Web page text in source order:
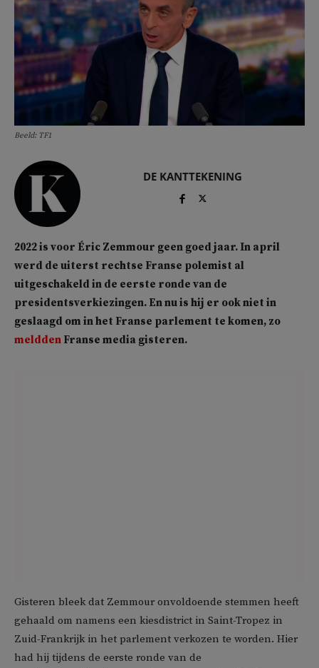
Beeld: TF1
DE KANTTEKENING
2022 is voor Éric Zemmour geen goed jaar. In april
werd de uiterst rechtse Franse polemist al
uitgeschakeld in de eerste ronde van de
presidentsverkiezingen. En nu is hij er ook niet in
geslaagd om in het Franse parlement te komen, zo
meldden Franse media gisteren.
Gisteren bleek dat Zemmour onvoldoende stemmen heeft
gehaald om namens een kiesdistrict in Saint-Tropez in
Zuid-Frankrijk in het parlement verkozen te worden. Hier
had hij tijdens de eerste ronde van de